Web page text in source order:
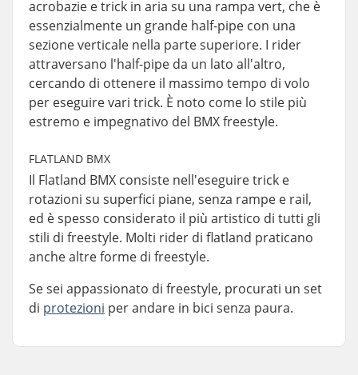
acrobazie e trick in aria su una rampa vert, che è
essenzialmente un grande half-pipe con una
sezione verticale nella parte superiore. I rider
attraversano l'half-pipe da un lato all'altro,
cercando di ottenere il massimo tempo di volo
per eseguire vari trick. È noto come lo stile più
estremo e impegnativo del BMX freestyle.
FLATLAND BMX
Il Flatland BMX consiste nell'eseguire trick e
rotazioni su superfici piane, senza rampe e rail,
ed è spesso considerato il più artistico di tutti gli
stili di freestyle. Molti rider di flatland praticano
anche altre forme di freestyle.
Se sei appassionato di freestyle, procurati un set
di protezioni per andare in bici senza paura.